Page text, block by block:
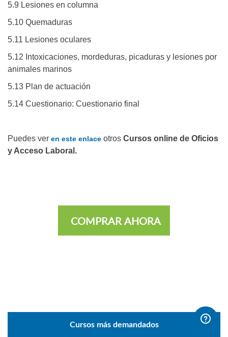
5.9 Lesiones en columna
5.10 Quemaduras
5.11 Lesiones oculares
5.12 Intoxicaciones, mordeduras, picaduras y lesiones por
animales marinos
5.13 Plan de actuación
5.14 Cuestionario: Cuestionario final
Puedes ver en este enlace otros Cursos online de Oficios
y Acceso Laboral.
COMPRAR AHORA
Cursos más demandados